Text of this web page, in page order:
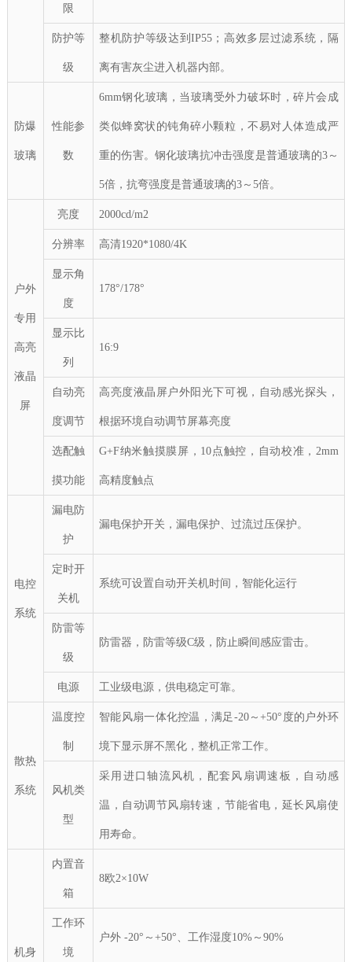
限
防护等
级
整机防护等级达到IP55；高效多层过滤系统，隔
离有害灰尘进入机器内部。
防爆
玻璃
性能参
数
6mm钢化玻璃，当玻璃受外力破坏时，碎片会成
类似蜂窝状的钝角碎小颗粒，不易对人体造成严
重的伤害。钢化玻璃抗冲击强度是普通玻璃的3～
5倍，抗弯强度是普通玻璃的3～5倍。
户外
专用
高亮
液晶
屏
亮度 2000cd/m2
分辨率 高清1920*1080/4K
显示角
度
178°/178°
显示比
列
16:9
自动亮
度调节
高亮度液晶屏户外阳光下可视 ， 自动感光探头，
根据环境 自动调节屏幕亮度
选配触
摸功能
G+F纳米触摸膜屏， 10点触控，自动校准， 2mm
高精度触点
电控
系统
漏电防
护
漏电保护开关，漏电保护、过流过压保护。
定时开
关机
系统可设置自动开关机时间，智能化运行
防雷等
级
防雷器，防雷等级C级，防止瞬间感应雷击。
电源 工业级电源，供电稳定可靠。
散热
系统
温度控
制
智能风扇一体化控温，满足 -20～+50° 度的户外环
境下显示屏不黑化，整机正常工作。
风机类
型
采用进口轴流风机，配套风扇调速板，自动感
温，自动调节风扇转速，节能省电，延长风扇使
用寿命。
机身
内置音
箱
8欧2×10W
工作环
境
户外 -20°～+50°、工作湿度10%～90%